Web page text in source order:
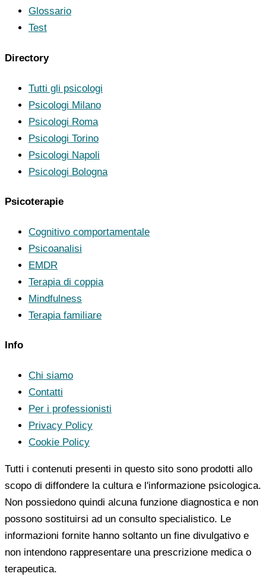
Glossario
Test
Directory
Tutti gli psicologi
Psicologi Milano
Psicologi Roma
Psicologi Torino
Psicologi Napoli
Psicologi Bologna
Psicoterapie
Cognitivo comportamentale
Psicoanalisi
EMDR
Terapia di coppia
Mindfulness
Terapia familiare
Info
Chi siamo
Contatti
Per i professionisti
Privacy Policy
Cookie Policy
Tutti i contenuti presenti in questo sito sono prodotti allo
scopo di diffondere la cultura e l'informazione psicologica.
Non possiedono quindi alcuna funzione diagnostica e non
possono sostituirsi ad un consulto specialistico. Le
informazioni fornite hanno soltanto un fine divulgativo e
non intendono rappresentare una prescrizione medica o
terapeutica.